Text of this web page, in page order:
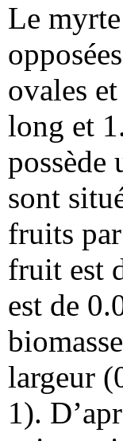
Le
ovales
long et
possède
sont
fruits
fruit est
est de
largeur
1).